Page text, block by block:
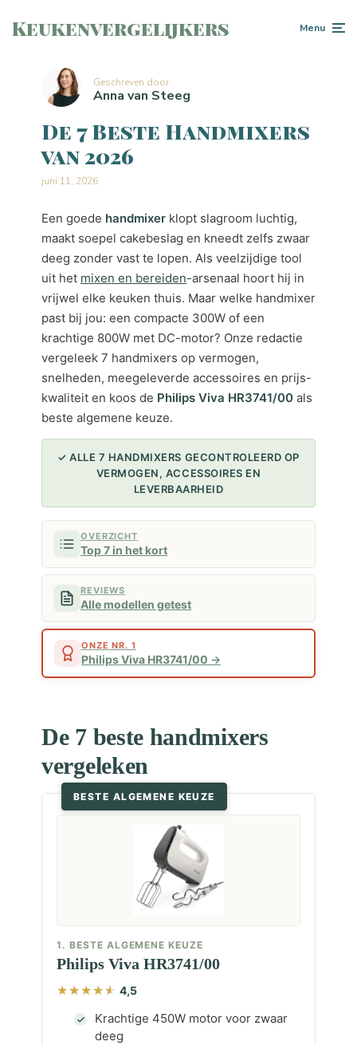
Keukenvergelijkers Menu
Geschreven door
Anna van Steeg
De 7 Beste Handmixers
van 2026
juni 11, 2026
Een goede handmixer klopt slagroom luchtig,
maakt soepel cakebeslag en kneedt zelfs zwaar
deeg zonder vast te lopen. Als veelzijdige tool
uit het mixen en bereiden-arsenaal hoort hij in
vrijwel elke keuken thuis. Maar welke handmixer
past bij jou: een compacte 300W of een
krachtige 800W met DC-motor? Onze redactie
vergeleek 7 handmixers op vermogen,
snelheden, meegeleverde accessoires en prijs-
kwaliteit en koos de Philips Viva HR3741/00 als
beste algemene keuze.
✓ ALLE 7 HANDMIXERS GECONTROLEERD OP
VERMOGEN, ACCESSOIRES EN
LEVERBAARHEID
OVERZICHT
Top 7 in het kort
REVIEWS
Alle modellen getest
ONZE NR. 1
Philips Viva HR3741/00
De 7 beste handmixers
vergeleken
BESTE ALGEMENE KEUZE
1. BESTE ALGEMENE KEUZE
Philips Viva HR3741/00
4,5
Krachtige 450W motor voor zwaar
deeg